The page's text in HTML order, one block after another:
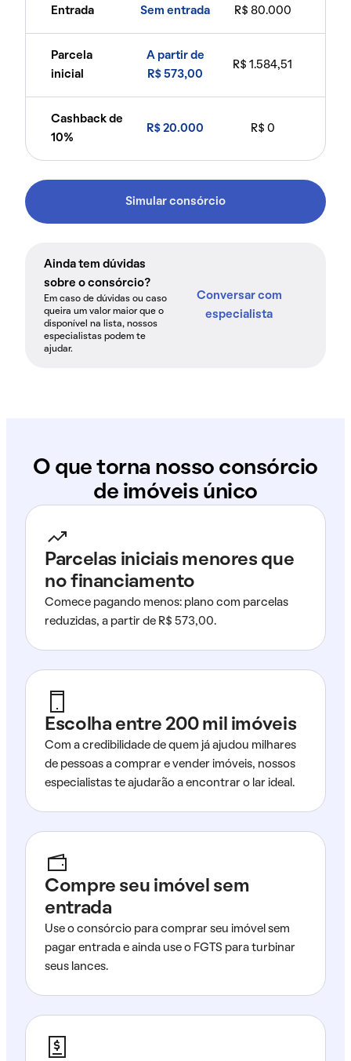
Entrada Sem entrada R$ 80.000
Parcela
inicial
A partir de
R$ 573,00
R$ 1.584,51
Cashback de
10%
R$ 20.000 R$ 0
Simular consórcio
Ainda tem dúvidas
sobre o consórcio?
Em caso de dúvidas ou caso
queira um valor maior que o
disponível na lista, nossos
especialistas podem te
ajudar.
Conversar com
especialista
O que torna nosso consórcio
de imóveis único
Parcelas iniciais menores que
no financiamento
Comece pagando menos: plano com parcelas
reduzidas, a partir de R$ 573,00.
Escolha entre 200 mil imóveis
Com a credibilidade de quem já ajudou milhares
de pessoas a comprar e vender imóveis, nossos
especialistas te ajudarão a encontrar o lar ideal.
Compre seu imóvel sem
entrada
Use o consórcio para comprar seu imóvel sem
pagar entrada e ainda use o FGTS para turbinar
seus lances.